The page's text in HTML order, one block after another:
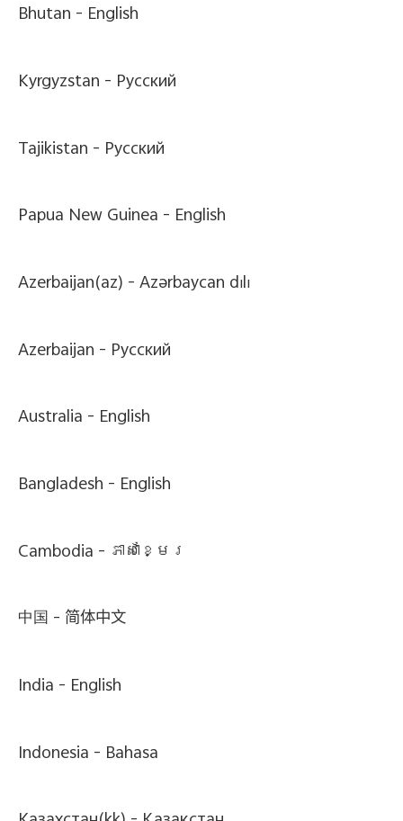
Bhutan - English
Kyrgyzstan - Pусский
Tajikistan - Pусский
Papua New Guinea - English
Azerbaijan(az) -Azərbaycan dili
Azerbaijan - Pусский
Australia - English
Bangladesh - English
Cambodia - ភាសាខ្មែរ
中国 - 简体中文
India - English
Indonesia - Bahasa